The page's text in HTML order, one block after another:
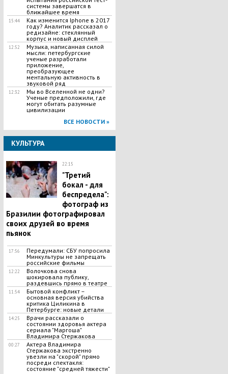
системы завершатся в
ближайшее время
15:44
Как изменится Iphone в 2017
году? Аналитик рассказал о
редизайне: стеклянный
корпус и новый дисплей
12:52
Музыка, написанная силой
мысли: петербургские
ученые разработали
приложение,
преобразующее
ментальную активность в
звуковой ряд
12:32
Мы во Вселенной не одни?
Ученые предположили, где
могут обитать разумные
цивилизации
ВСЕ НОВОСТИ »
КУЛЬТУРА
22:15
"Третий
бокал - для
беспредела":
фотограф из
Бразилии фотографировал
своих друзей во время
пьянок
17:56
Передумали: СБУ попросила
Минкультуры не запрещать
российские фильмы
12:22
Волочкова снова
шокировала публику,
раздевшись прямо в театре
11:54
Бытовой конфликт –
основная версия убийства
критика Циликина в
Петербурге: новые детали
14:25
Врачи рассказали о
состоянии здоровья актера
сериала "Маргоша"
Владимира Стержакова
00:27
Актера Владимира
Стержакова экстренно
увезли на "скорой" прямо
посреди спектакля:
состояние "средней тяжести"